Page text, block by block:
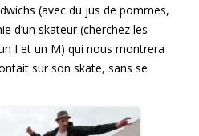
(avec du jus de pommes,
d’un skateur (cherchez les
I et un M) qui nous montrera
sur son skate, sans se